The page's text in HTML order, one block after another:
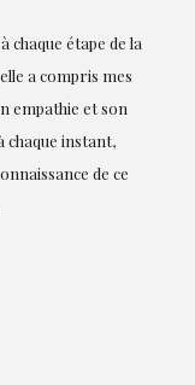
chaque étape de la
a compris mes
empathie et son
instant,
de ce